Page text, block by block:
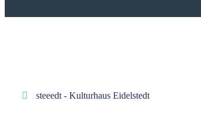
steeedt - Kulturhaus Eidelstedt